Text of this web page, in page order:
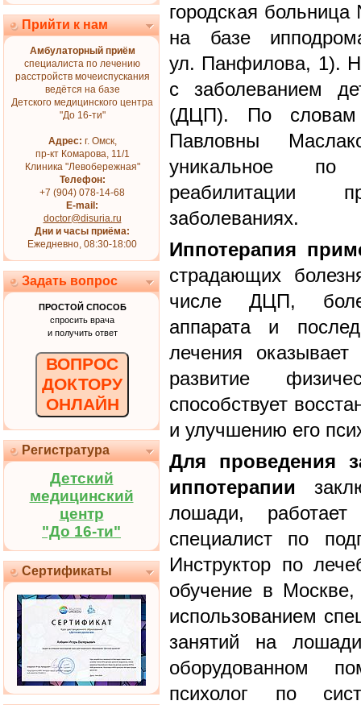
Прийти к нам
Амбулаторный приём
специалиста по лечению
расстройств мочеиспускания
ведётся на базе
Детского медицинского центра
"До 16-ти"
Адрес: г. Омск,
пр-кт Комарова, 11/1
Клиника "Левобережная"
Телефон:
+7 (904) 078-14-68
E-mail:
doctor@disuria.ru
Дни и часы приёма:
Ежедневно, 08:30-18:00
Задать вопрос
ПРОСТОЙ СПОСОБ
спросить врача
и получить ответ
ВОПРОС
ДОКТОРУ
ОНЛАЙН
Регистратура
Детский
медицинский
центр
"До 16-ти"
Сертификаты
городская
на базе
ул. Панфилова, 1).
с заболеванием
(ДЦП). По словам
Павловны
уникальное по
реабилитации
заболеваниях.
Иппотерапия
страдающих
числе ДЦП,
аппарата и
лечения оказывает
развитие
способствует
и улучшению его
Для проведения
иппотерапии
лошади,
специалист по
Инструктор по
обучение в
использованием
занятий на
оборудованном
психолог по